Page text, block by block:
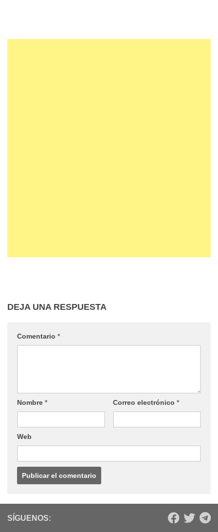
DEJA UNA RESPUESTA
Comentario *
Nombre * Correo electrónico *
Web
SÍGUENOS: